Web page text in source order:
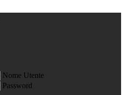
Nome Utente
Password